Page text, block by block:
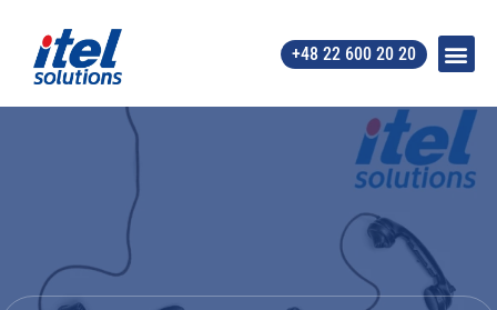
+48 22 600 20 20